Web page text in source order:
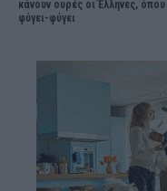
κάνουν ουρές οι Έλληνες, όπου
φύγει-φύγει